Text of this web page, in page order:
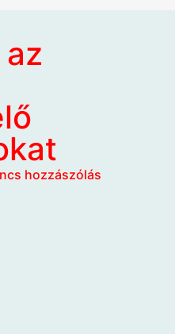
hozzászólás